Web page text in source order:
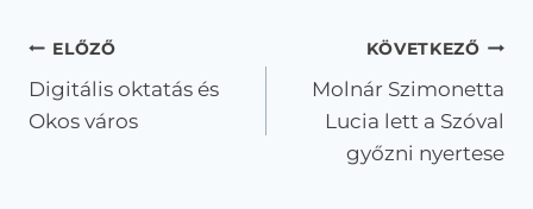
Bejegyzés
navigáció
ELŐZŐ
Digitális oktatás és
Okos város
KÖVETKEZŐ
Molnár Szimonetta
Lucia lett a Szóval
győzni nyertese